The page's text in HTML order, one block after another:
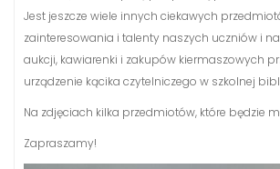
Jest jeszcze wiele innych ciekawych
zainteresowania i talenty naszych uczniów i
aukcji, kawiarenki i zakupów kiermaszowych
urządzenie kącika czytelniczego w szkolnej
Na zdjęciach kilka przedmiotów, które będzie
Zapraszamy!